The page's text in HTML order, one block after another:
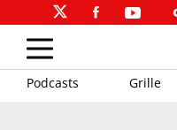
Podcasts Grille